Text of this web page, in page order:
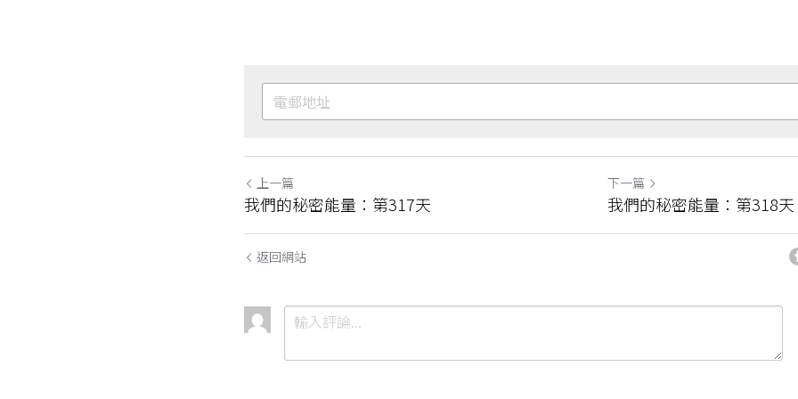
上一篇
我們的秘密能量：第317天
下一篇
我們的秘密能量：第318天
返回網站